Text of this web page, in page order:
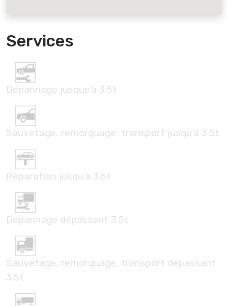
Services
Dépannage jusque’à 3.5t
Sauvetage, remorquage, transport jusqu’à 3.5t
Réparation jusqu’à 3.5t
Dépannage dépassant 3.5t
Sauvetage, remorquage, transport dépassant
3.5t